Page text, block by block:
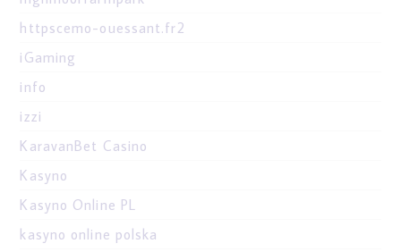
httpscemo-ouessant.fr2
iGaming
info
izzi
KaravanBet Casino
Kasyno
Kasyno Online PL
kasyno online polska